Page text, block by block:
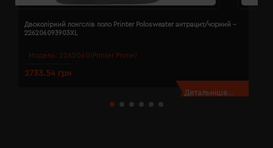
Модель: 2262060(Printer Prime)
Двоколірний лонгслів поло Printer Polosweater антрацит/чорний -
226206093903XL
2733.54 грн
Детальніше...